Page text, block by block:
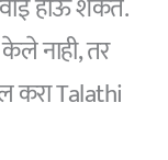
होऊ शकते.
नाही, तर
करा Talathi